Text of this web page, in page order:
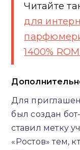
Читайте
для
1400%
Для
был создан
ставил метку
«Ростов» тем,